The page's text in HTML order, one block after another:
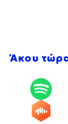
Άκου